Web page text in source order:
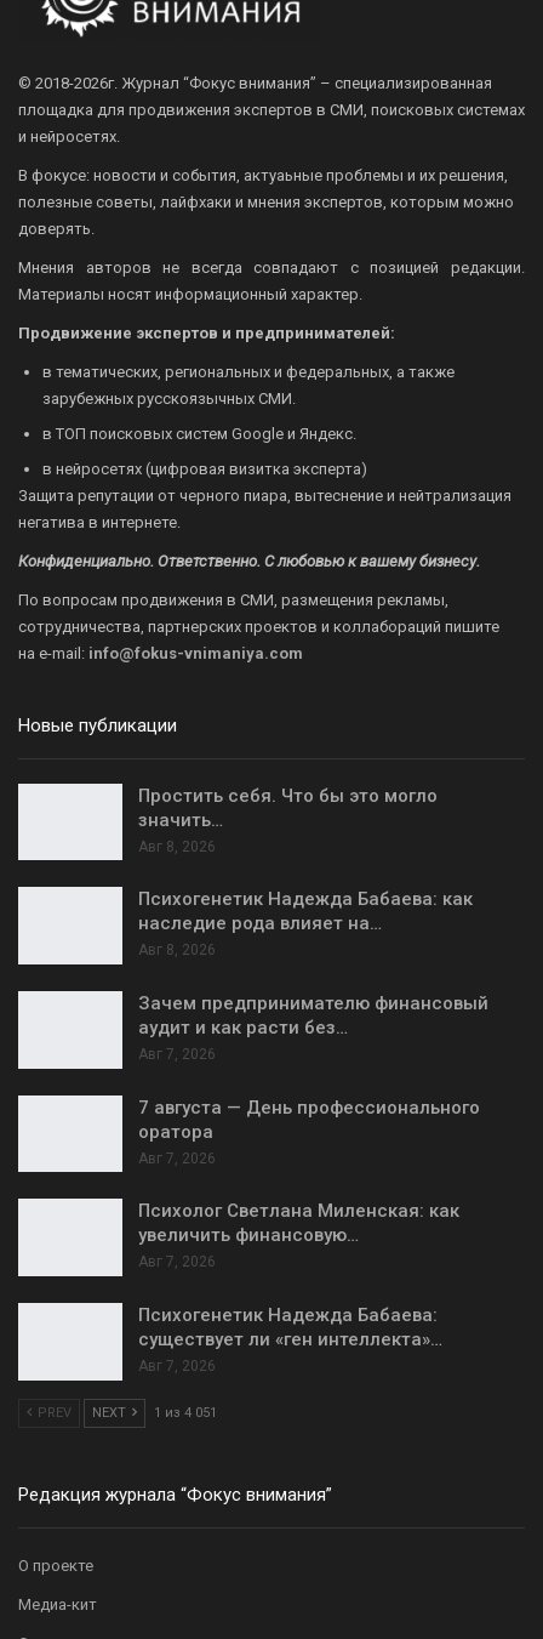
© 2018-2026г. Журнал “Фокус внимания” – специализированная
площадка для продвижения экспертов в СМИ, поисковых системах
и нейросетях.
В фокусе: новости и события, актуаьные проблемы и их решения,
полезные советы, лайфхаки и мнения экспертов, которым можно
доверять.
Мнения авторов не всегда совпадают с позицией редакции.
Материалы носят информационный характер.
Продвижение экспертов и предпринимателей:
в тематических, региональных и федеральных, а также
зарубежных русскоязычных СМИ.
в ТОП поисковых систем Google и Яндекс.
в нейросетях (цифровая визитка эксперта)
Защита репутации от черного пиара, вытеснение и нейтрализация
негатива в интернете.
Конфиденциально. Ответственно. С любовью к вашему бизнесу.
По вопросам продвижения в СМИ, размещения рекламы,
сотрудничества, партнерских проектов и коллабораций пишите
на e-mail: info@fokus-vnimaniya.com
Новые публикации
Простить себя. Что бы это могло
значить…
Авг 8, 2026
Психогенетик Надежда Бабаева: как
наследие рода влияет на…
Авг 8, 2026
Зачем предпринимателю финансовый
аудит и как расти без…
Авг 7, 2026
7 августа — День профессионального
оратора
Авг 7, 2026
Психолог Светлана Миленская: как
увеличить финансовую…
Авг 7, 2026
Психогенетик Надежда Бабаева:
существует ли «ген интеллекта»…
Авг 7, 2026
PREV NEXT 1 из 4 051
Редакция журнала “Фокус внимания”
О проекте
Медиа-кит